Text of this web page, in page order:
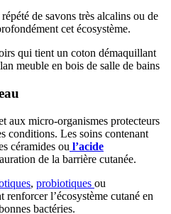
de savons très alcalins ou de
cet écosystème.
aux micro-organismes protecteurs
conditions. Les soins contenant
céramides ou l’acide
de la barrière cutanée.
, probiotiques ou
renforcer l’écosystème cutané en
bactéries.